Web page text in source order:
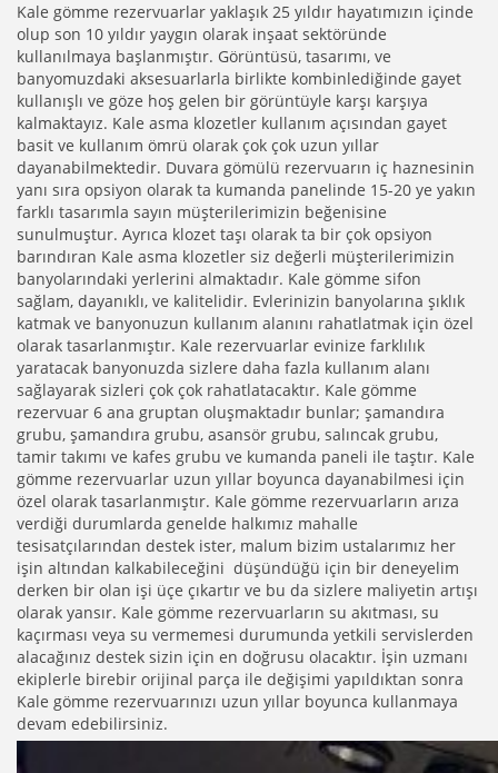
Kale gömme rezervuarlar yaklaşık 25 yıldır hayatımızın içinde
olup son 10 yıldır yaygın olarak inşaat sektöründe
kullanılmaya başlanmıştır. Görüntüsü, tasarımı, ve
banyomuzdaki aksesuarlarla birlikte kombinlediğinde gayet
kullanışlı ve göze hoş gelen bir görüntüyle karşı karşıya
kalmaktayız. Kale asma klozetler kullanım açısından gayet
basit ve kullanım ömrü olarak çok çok uzun yıllar
dayanabilmektedir. Duvara gömülü rezervuarın iç haznesinin
yanı sıra opsiyon olarak ta kumanda panelinde 15-20 ye yakın
farklı tasarımla sayın müşterilerimizin beğenisine
sunulmuştur. Ayrıca klozet taşı olarak ta bir çok opsiyon
barındıran Kale asma klozetler siz değerli müşterilerimizin
banyolarındaki yerlerini almaktadır. Kale gömme sifon
sağlam, dayanıklı, ve kalitelidir. Evlerinizin banyolarına şıklık
katmak ve banyonuzun kullanım alanını rahatlatmak için özel
olarak tasarlanmıştır. Kale rezervuarlar evinize farklılık
yaratacak banyonuzda sizlere daha fazla kullanım alanı
sağlayarak sizleri çok çok rahatlatacaktır. Kale gömme
rezervuar 6 ana gruptan oluşmaktadır bunlar; şamandıra
grubu, şamandıra grubu, asansör grubu, salıncak grubu,
tamir takımı ve kafes grubu ve kumanda paneli ile taştır. Kale
gömme rezervuarlar uzun yıllar boyunca dayanabilmesi için
özel olarak tasarlanmıştır. Kale gömme rezervuarların arıza
verdiği durumlarda genelde halkımız mahalle
tesisatçılarından destek ister, malum bizim ustalarımız her
işin altından kalkabileceğini düşündüğü için bir deneyelim
derken bir olan işi üçe çıkartır ve bu da sizlere maliyetin artışı
olarak yansır. Kale gömme rezervuarların su akıtması, su
kaçırması veya su vermemesi durumunda yetkili servislerden
alacağınız destek sizin için en doğrusu olacaktır. İşin uzmanı
ekiplerle birebir orijinal parça ile değişimi yapıldıktan sonra
Kale gömme rezervuarınızı uzun yıllar boyunca kullanmaya
devam edebilirsiniz.